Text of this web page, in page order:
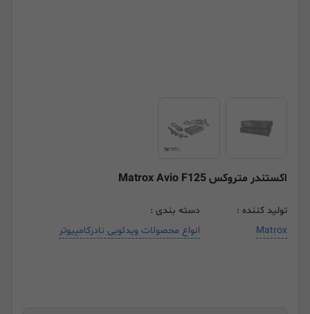
اکستندر متروکس Matrox Avio F125
تولید کننده :
Matrox
دسته بندی :
انواع محصولات ویدئویی نادرکامپیوتر